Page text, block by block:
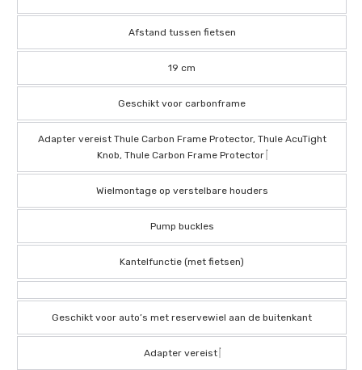
Afstand tussen fietsen
19 cm
Geschikt voor carbonframe
Adapter vereist Thule Carbon Frame Protector, Thule AcuTight
Knob, Thule Carbon Frame Protector
Wielmontage op verstelbare houders
Pump buckles
Kantelfunctie (met fietsen)
Geschikt voor auto’s met reservewiel aan de buitenkant
Adapter vereist